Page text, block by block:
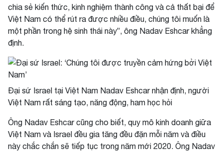
chia sẻ kiến thức, kinh nghiệm thành công và cả thất bại để
Việt Nam có thể rút ra được nhiều điều, chúng tôi muốn là
một phần trong hệ sinh thái này”, ông Nadav Eshcar khẳng
định.
Đại sứ Israel tại Việt Nam Nadav Eshcar nhận định, người
Việt Nam rất sáng tạo, năng động, ham học hỏi
Ông Nadav Eshcar cũng cho biết, quy mô kinh doanh giữa
Việt Nam và Israel đều gia tăng đều đặn mỗi năm và điều
này chắc chắn sẽ tiếp tục trong năm mới 2020. Ông Nadav